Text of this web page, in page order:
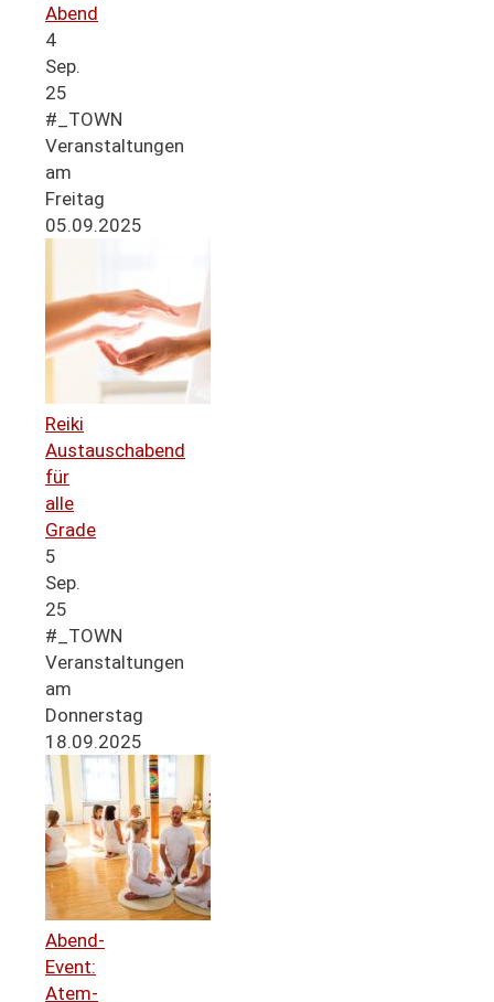
Abend
4
Sep.
25
#_TOWN
Veranstaltungen
am
Freitag
05.09.2025
Reiki
Austauschabend
für
alle
Grade
5
Sep.
25
#_TOWN
Veranstaltungen
am
Donnerstag
18.09.2025
Abend-
Event:
Atem-